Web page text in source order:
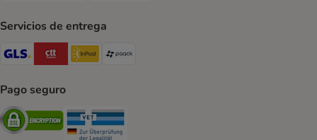
Servicios de entrega
GLS Shipping Method
CTTExpress Shipping Method
InPost Shipping Method
Pago seguro
Security